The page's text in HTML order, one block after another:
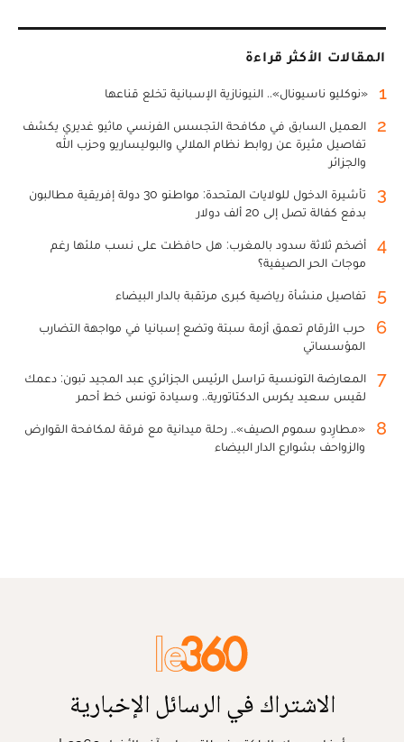
المقالات الأكثر قراءة
1 «نوكليو ناسيونال».. النيونازية الإسبانية تخلع قناعها
2
العميل السابق في مكافحة التجسس الفرنسي ماثيو غديري يكشف
تفاصيل مثيرة عن روابط نظام الملالي والبوليساريو وحزب الله
والجزائر
3
تأشيرة الدخول للولايات المتحدة: مواطنو 30 دولة إفريقية مطالبون
بدفع كفالة تصل إلى 20 ألف دولار
4
أضخم ثلاثة سدود بالمغرب: هل حافظت على نسب ملئها رغم
موجات الحر الصيفية؟
5 تفاصيل منشأة رياضية كبرى مرتقبة بالدار البيضاء
6
حرب الأرقام تعمق أزمة سبتة وتضع إسبانيا في مواجهة التضارب
المؤسساتي
7
المعارضة التونسية تراسل الرئيس الجزائري عبد المجيد تبون: دعمك
لقيس سعيد يكرس الدكتاتورية.. وسيادة تونس خط أحمر
8
«مطارِدو سموم الصيف».. رحلة ميدانية مع فرقة لمكافحة القوارض
والزواحف بشوارع الدار البيضاء
الاشتراك في الرسائل الإخبارية